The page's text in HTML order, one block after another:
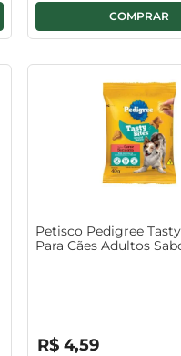
Petisco Pedigree
Para Cães Adultos
R$ 4,59